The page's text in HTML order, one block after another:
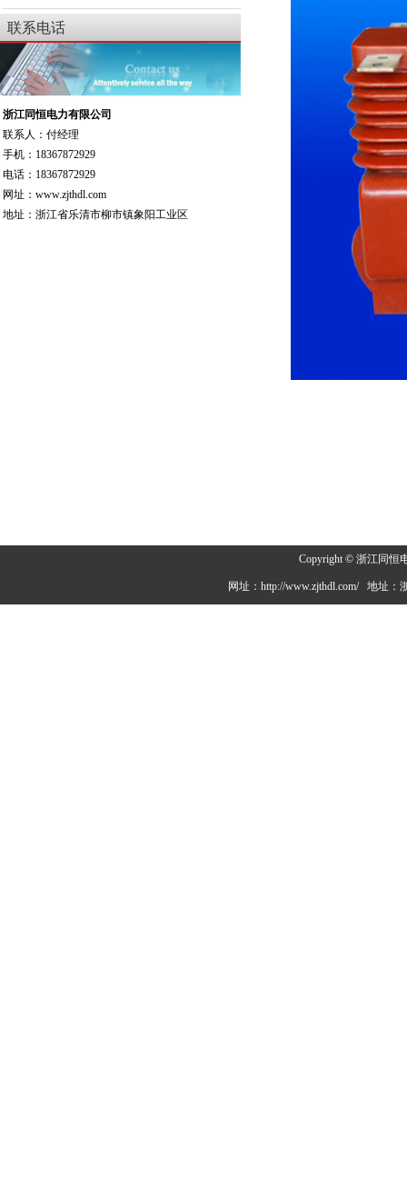
联系电话
浙江同恒电力有限公司
联系人：付经理
手机：18367872929
电话：18367872929
网址：www.zjthdl.com
地址：浙江省乐清市柳市镇象阳工业区
Copyright © 浙江同
网址：http://www.zjthdl.com/ 地址